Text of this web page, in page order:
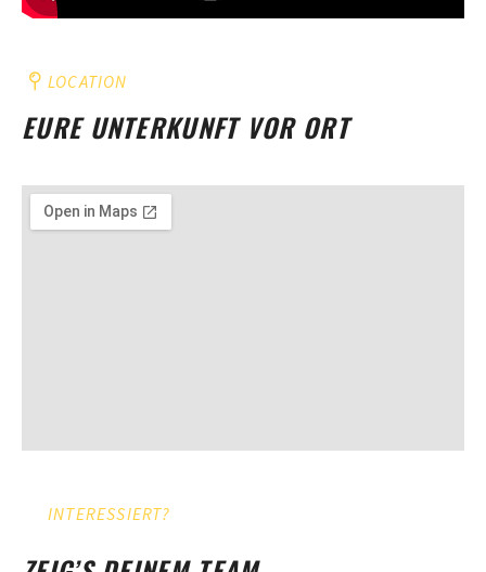
LOCATION
EURE UNTERKUNFT VOR ORT
INTERESSIERT?